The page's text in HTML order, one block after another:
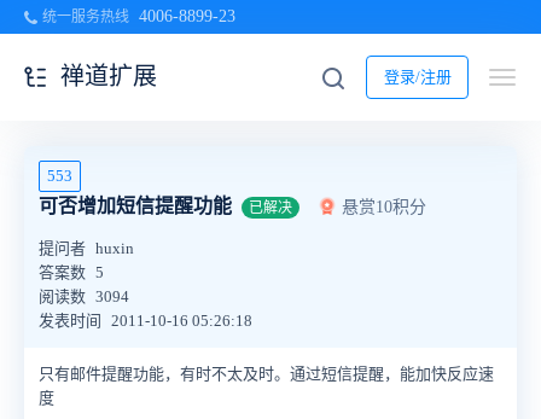
统一服务热线 4006-8899-23
登录/注册
禅道扩展
553
可否增加短信提醒功能 已解决 悬赏10积分
提问者 huxin
答案数 5
阅读数 3094
发表时间
2011-10-16 05:26:18
只有邮件提醒功能，有时不太及时。通过短信提醒，能加快反应速
度